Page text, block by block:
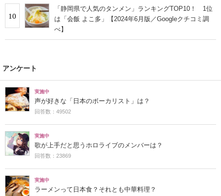
10
「静岡県で人気のタンメン」ランキングTOP10！ 1位
は「会飯 よこ多」【2024年6月版／Googleクチコミ調
べ】
アンケート
実施中
声が好きな「日本のボーカリスト」は？
回答数：49502
実施中
歌が上手だと思うホロライブのメンバーは？
回答数：23869
実施中
ラーメンって日本食？それとも中華料理？